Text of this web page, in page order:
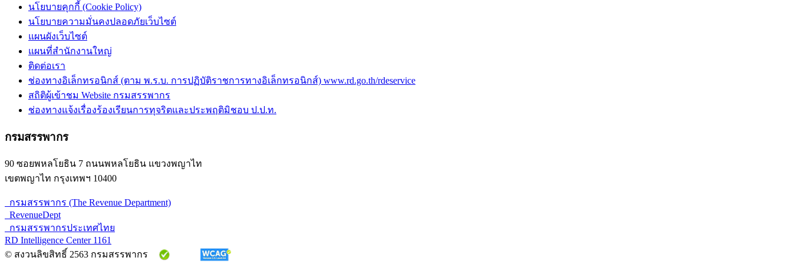
นโยบายคุกกี้ (Cookie Policy)
นโยบายความมั่นคงปลอดภัยเว็บไซต์
แผนผังเว็บไซต์
แผนที่สำนักงานใหญ่
ติดต่อเรา
ช่องทางอิเล็กทรอนิกส์ (ตาม พ.ร.บ. การปฏิบัติราชการทางอิเล็กทรอนิกส์) www.rd.go.th/rdeservice
สถิติผู้เข้าชม Website กรมสรรพากร
ช่องทางแจ้งเรื่องร้องเรียนการทุจริตและประพฤติมิชอบ ป.ป.ท.
กรมสรรพากร
90 ซอยพหลโยธิน 7 ถนนพหลโยธิน แขวงพญาไท
เขตพญาไท กรุงเทพฯ 10400
กรมสรรพากร (The Revenue Department)
RevenueDept
กรมสรรพากรประเทศไทย
RD Intelligence Center 1161
© สงวนลิขสิทธิ์ 2563 กรมสรรพากร